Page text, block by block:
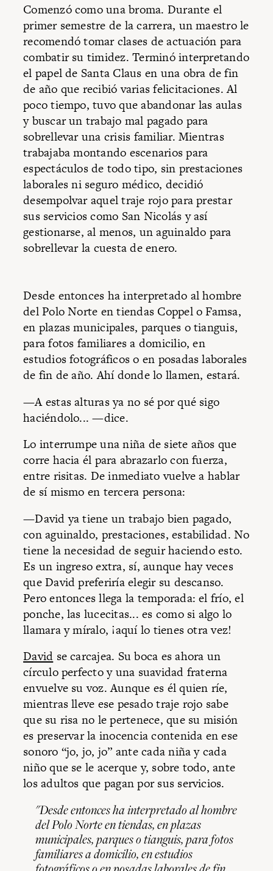
Comenzó como una broma. Durante el
primer semestre de la carrera, un maestro le
recomendó tomar clases de actuación para
combatir su timidez. Terminó interpretando
el papel de Santa Claus en una obra de fin
de año que recibió varias felicitaciones. Al
poco tiempo, tuvo que abandonar las aulas
y buscar un trabajo mal pagado para
sobrellevar una crisis familiar. Mientras
trabajaba montando escenarios para
espectáculos de todo tipo, sin prestaciones
laborales ni seguro médico, decidió
desempolvar aquel traje rojo para prestar
sus servicios como San Nicolás y así
gestionarse, al menos, un aguinaldo para
sobrellevar la cuesta de enero.
Desde entonces ha interpretado al hombre
del Polo Norte en tiendas Coppel o Famsa,
en plazas municipales, parques o tianguis,
para fotos familiares a domicilio, en
estudios fotográficos o en posadas laborales
de fin de año. Ahí donde lo llamen, estará.
—A estas alturas ya no sé por qué sigo
haciéndolo... —dice.
Lo interrumpe una niña de siete años que
corre hacia él para abrazarlo con fuerza,
entre risitas. De inmediato vuelve a hablar
de sí mismo en tercera persona:
—David ya tiene un trabajo bien pagado,
con aguinaldo, prestaciones, estabilidad. No
tiene la necesidad de seguir haciendo esto.
Es un ingreso extra, sí, aunque hay veces
que David preferiría elegir su descanso.
Pero entonces llega la temporada: el frío, el
ponche, las lucecitas... es como si algo lo
llamara y míralo, ¡aquí lo tienes otra vez!
David se carcajea. Su boca es ahora un
círculo perfecto y una suavidad fraterna
envuelve su voz. Aunque es él quien ríe,
mientras lleve ese pesado traje rojo sabe
que su risa no le pertenece, que su misión
es preservar la inocencia contenida en ese
sonoro “jo, jo, jo” ante cada niña y cada
niño que se le acerque y, sobre todo, ante
los adultos que pagan por sus servicios.
"Desde entonces ha interpretado al hombre
del Polo Norte en tiendas, en plazas
municipales, parques o tianguis, para fotos
familiares a domicilio, en estudios